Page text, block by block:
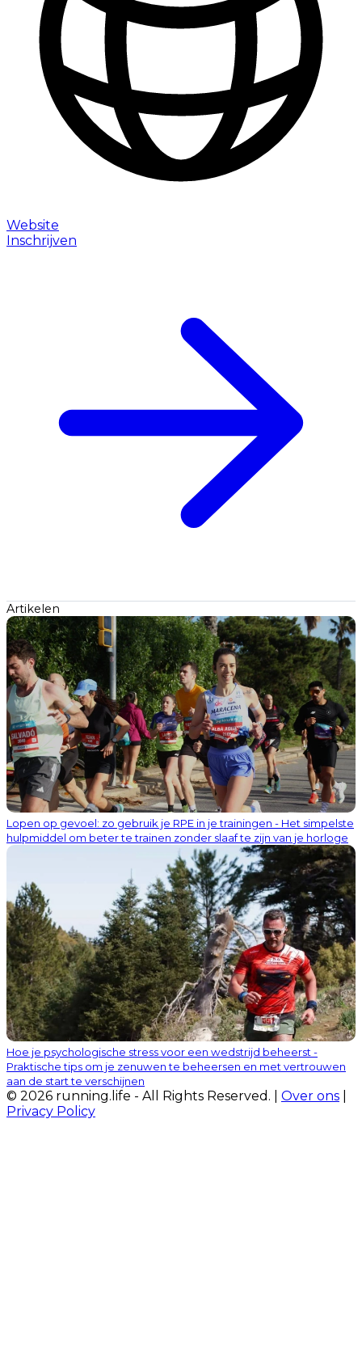
Website
Inschrijven
Artikelen
Lopen op gevoel: zo gebruik je RPE in je trainingen - Het simpelste
hulpmiddel om beter te trainen zonder slaaf te zijn van je horloge
Hoe je psychologische stress voor een wedstrijd beheerst -
Praktische tips om je zenuwen te beheersen en met vertrouwen
aan de start te verschijnen
© 2026 running.life - All Rights Reserved. | Over ons
Privacy Policy